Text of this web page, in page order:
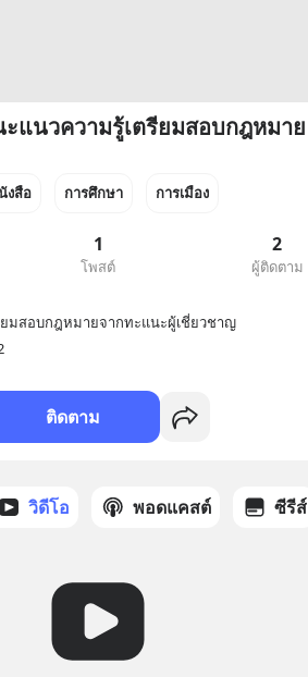
แนวความรู้เตรียมสอบกฎหมาย
งสือ การศึกษา การเมือง
1
โพสต์
2
ผู้ติดตาม
ยมสอบกฎหมายจากทะแนะผู้เชี่ยวชาญ
ติดตาม
วิดีโอ พอดแคสต์ ซีรีส์